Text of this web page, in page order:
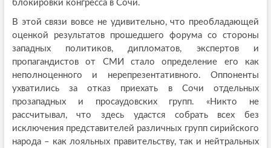
блокировки конгресса в Сочи.
В этой связи вовсе не удивительно, что преобладающей
оценкой результатов прошедшего форума со стороны
западных политиков, дипломатов, экспертов и
пропагандистов от СМИ стало определение его как
неполноценного и нерепрезентативного. Оппоненты
ухватились за отказ приехать в Сочи отдельных
прозападных и просаудовских групп. «Никто не
рассчитывал, что здесь удастся собрать всех без
исключения представителей различных групп сирийского
народа – как лояльных правительству, так и нейтральных